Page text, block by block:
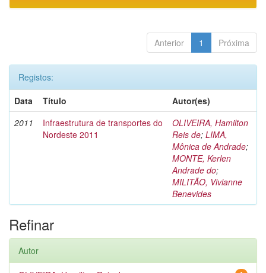
Anterior 1 Próxima
Registos:
Data
Título
Autor(es)
2011
Infraestrutura de transportes do
Nordeste 2011
OLIVEIRA, Hamilton
Reis de; LIMA,
Mônica de Andrade;
MONTE, Kerlen
Andrade do;
MILITÃO, Vivianne
Benevides
Refinar
Autor